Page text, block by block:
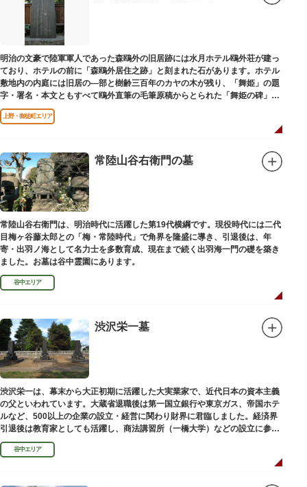
明治の文豪で陸軍軍人であった森鴎外の旧居跡には水月ホテル鴎外荘が建っ
ており、ホテルの前に「森鴎外居住之跡」と刻まれた石があります。ホテル
敷地内の内庭には旧居の―部と樹齢三百年のカヤの木が残り、「舞姫」の題
字・署名・本文ともすべて鴎外直筆の毛筆原稿からとられた「舞姫の碑」の
文学碑も建っています。
上野・御徒町エリア
常陸山谷右衛門の墓
常陸山谷右衛門は、明治時代に活躍した第19代横綱です。現役時代には二代
目梅ヶ谷藤太郎との「梅・常陸時代」で角界を隆盛に導き、引退後は、年
寄・出羽ノ海として名力士を多数育成、現在まで続く出羽海一門の礎を築き
ました。お墓は谷中霊園にあります。
谷中エリア
渋沢栄一墓
渋沢栄一は、幕末から大正初期に活躍した大実業家で、近代日本の資本主義
の父といわれています。大蔵省退職後は第一国立銀行や東京ガス、帝国ホテ
ルなど、500以上の企業の設立・経営に関わり財界に君臨しました。経済界
引退後は教育家としても活躍し、商法講習所（一橋大学）などの設立に参画
しました。お墓は谷中霊園にあります。
谷中エリア